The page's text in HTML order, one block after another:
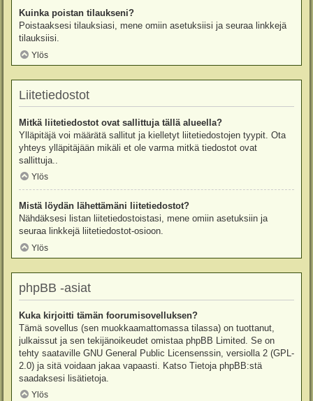
Kuinka poistan tilaukseni?
Poistaaksesi tilauksiasi, mene omiin asetuksiisi ja seuraa linkkejä
tilauksiisi.
Ylös
Liitetiedostot
Mitkä liitetiedostot ovat sallittuja tällä alueella?
Ylläpitäjä voi määrätä sallitut ja kielletyt liitetiedostojen tyypit. Ota
yhteys ylläpitäjään mikäli et ole varma mitkä tiedostot ovat
sallittuja..
Ylös
Mistä löydän lähettämäni liitetiedostot?
Nähdäksesi listan liitetiedostoistasi, mene omiin asetuksiin ja
seuraa linkkejä liitetiedostot-osioon.
Ylös
phpBB -asiat
Kuka kirjoitti tämän foorumisovelluksen?
Tämä sovellus (sen muokkaamattomassa tilassa) on tuottanut,
julkaissut ja sen tekijänoikeudet omistaa phpBB Limited . Se on
tehty saataville GNU General Public Licensenssin, versiolla 2 (GPL-
2.0) ja sitä voidaan jakaa vapaasti. Katso Tietoja phpBB:stä
saadaksesi lisätietoja.
Ylös